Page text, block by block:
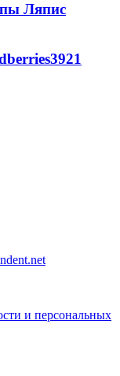
Ляпис
3921
и персональных